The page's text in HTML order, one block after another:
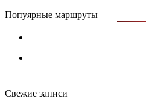
Попуярные маршруты
Свежие записи